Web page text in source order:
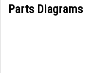
Parts Diagrams